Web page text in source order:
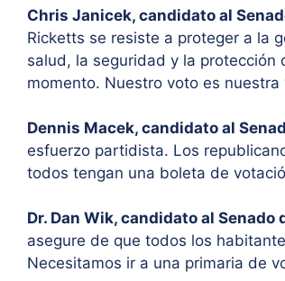
Chris Janicek, candidato al
Ricketts se resiste a proteger a la
salud, la seguridad y la
momento. Nuestro voto es
Dennis Macek, candidato al
esfuerzo partidista. Los
todos tengan una boleta de
Dr. Dan Wik, candidato al Senado
asegure de que todos los
Necesitamos ir a una primaria de